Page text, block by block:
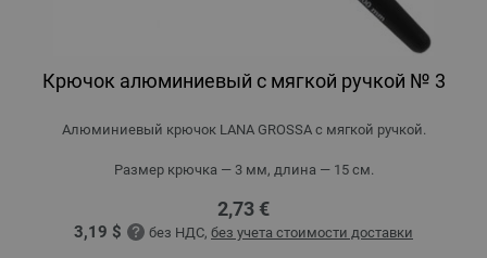
Крючок алюминиевый с мягкой ручкой № 3
Алюминиевый крючок LANA GROSSA с мягкой ручкой.
Размер крючка — 3 мм, длина — 15 см.
2,73 €
3,19 $ без НДС, без учета стоимости доставки